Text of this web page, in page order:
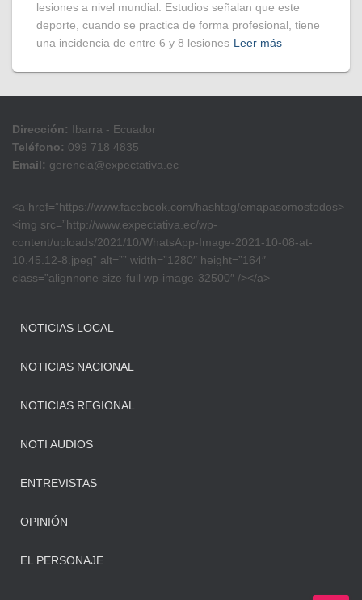
lesiones a nivel mundial. Estudios señalan que este
deporte, cuando se practica de forma profesional, tiene
una incidencia de entre 6 y 8 lesiones Leer más
Dirección: Ibarra - Ecuador
Teléfono: 099 718 4835
Email: gerencia@expectativa.ec
<a href=”https://www.facebook.com/hashtag/emapasomostodos>
<img src=”http://www.expectativa.ec/wp-
content/uploads/2021/10/WhatsApp-Image-2021-10-08-at-
10.45.12-8.jpeg” alt=”” width=”1280″ height=”164″
class=”alignnone size-full wp-image-32500″ /></a>
NOTICIAS LOCAL
NOTICIAS NACIONAL
NOTICIAS REGIONAL
NOTI AUDIOS
ENTREVISTAS
OPINIÓN
EL PERSONAJE